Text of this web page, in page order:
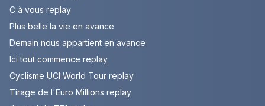
C à vous replay
Plus belle la vie en avance
Demain nous appartient en avance
Ici tout commence replay
Cyclisme UCI World Tour replay
Tirage de l'Euro Millions replay